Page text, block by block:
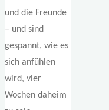
und die Freunde
– und sind
gespannt, wie es
sich anfühlen
wird, vier
Wochen daheim